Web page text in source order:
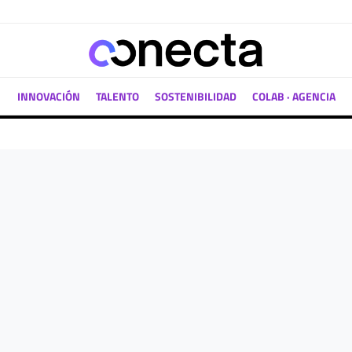
INNOVACIÓN TALENTO SOSTENIBILIDAD COLAB · AGENCIA